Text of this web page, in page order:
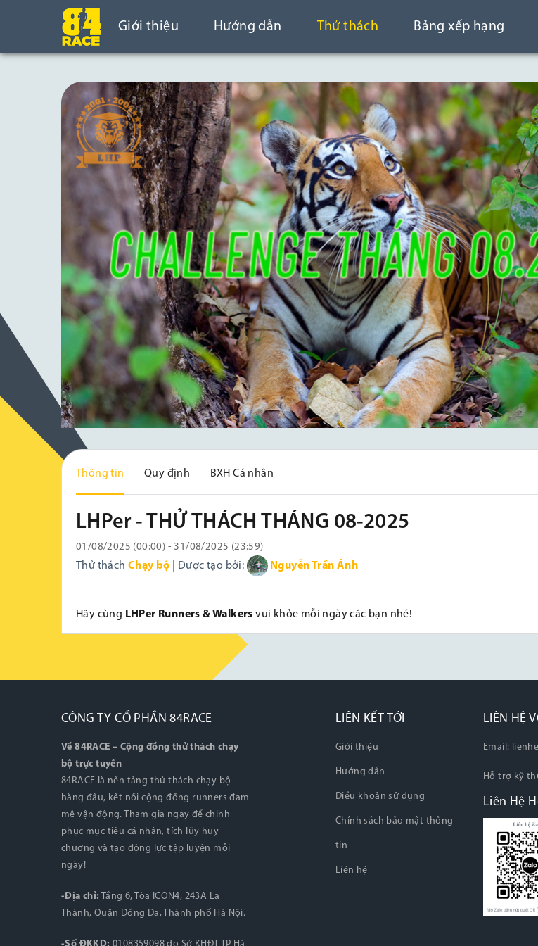
Giới thiệu Hướng dẫn Thử thách Bảng xếp hạng
Thông tin Quy định BXH Cá nhân
LHPer - THỬ THÁCH THÁNG 08-2025
01/08/2025 (00:00) - 31/08/2025 (23:59)
Thử thách Chạy bộ | Được tạo bởi: Nguyễn Trần Ánh
Hãy cùng LHPer Runners & Walkers vui khỏe mỗi ngày các bạn nhé!
CÔNG TY CỔ PHẦN 84RACE
Về 84RACE – Cộng đồng thử thách chạy
bộ trực tuyến
84RACE là nền tảng thử thách chạy bộ
hàng đầu, kết nối cộng đồng runners đam
mê vận động. Tham gia ngay để chinh
phục mục tiêu cá nhân, tích lũy huy
chương và tạo động lực tập luyện mỗi
ngày!
-Địa chỉ: Tầng 6, Tòa ICON4, 243A La
Thành, Quận Đống Đa, Thành phố Hà Nội.
LIÊN KẾT TỚI
Giới thiệu
Hướng dẫn
Điều khoản sử dụng
Chính sách bảo mật thông
tin
Liên hệ
LIÊN HỆ
Email:
Hỗ trợ kỹ
Liên Hệ